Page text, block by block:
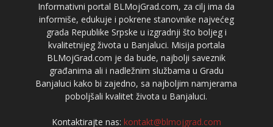
Informativni portal BLMojGrad.com, za cilj ima da
informiše, edukuje i pokrene stanovnike najvećeg
grada Republike Srpske u izgradnji što boljeg i
kvalitetnijeg života u Banjaluci. Misija portala
BLMojGrad.com je da bude, najbolji saveznik
građanima ali i nadležnim službama u Gradu
Banjaluci kako bi zajedno, sa najboljim namjerama
poboljšali kvalitet života u Banjaluci.
Kontaktirajte nas: kontakt@blmojgrad.com